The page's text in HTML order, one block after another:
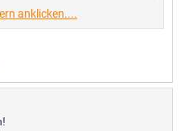
anklicken....
der Cruise.
anklicken....